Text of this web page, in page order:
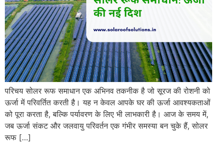
परिचय सोलर रूफ समाधान एक अभिनव तकनीक है जो सूरज की रोशनी को
ऊर्जा में परिवर्तित करती है। यह न केवल आपके घर की ऊर्जा आवश्यकताओं
को पूरा करता है, बल्कि पर्यावरण के लिए भी लाभकारी है। आज के समय में,
जब ऊर्जा संकट और जलवायु परिवर्तन एक गंभीर समस्या बन चुके हैं, सोलर
रूफ […]